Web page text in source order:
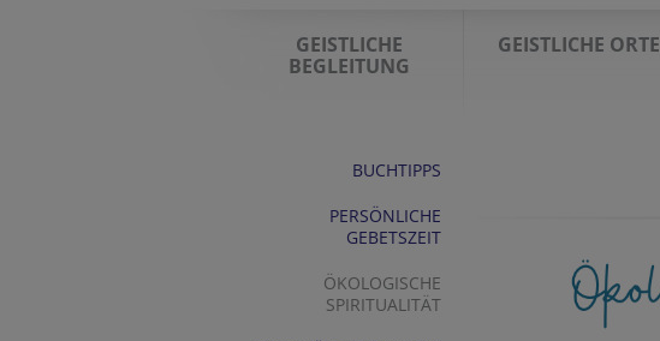
GEISTLICHE
BEGLEITUNG
GEISTLICHE ORTE
BUCHTIPPS
PERSÖNLICHE
GEBETSZEIT
ÖKOLOGISCHE
SPIRITUALITÄT